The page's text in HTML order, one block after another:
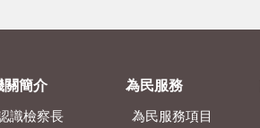
關簡介
識檢察長
為民服務
為民服務項目